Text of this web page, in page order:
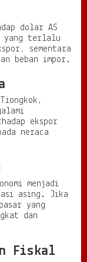
dolar AS
yang terlalu
sementara
beban impor.
ekspor
neraca
menjadi
asing. Jika
yang
dan
Fiskal